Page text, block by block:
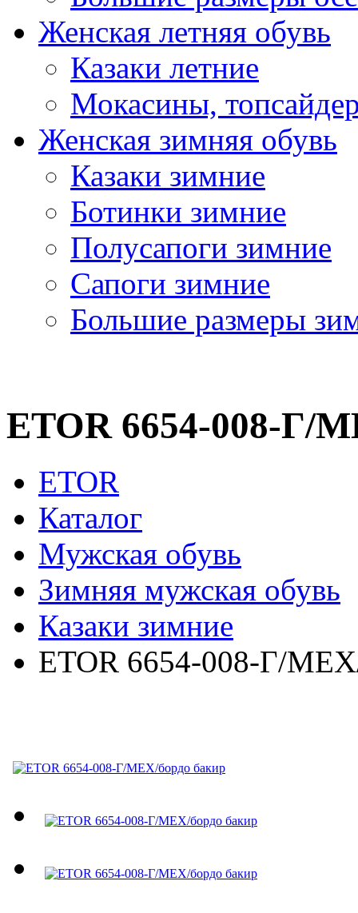
Женская летняя обувь
Казаки летние
Мокасины,
Женская зимняя обувь
Казаки зимние
Ботинки зимние
Полусапоги зимние
Сапоги зимние
Большие размеры
ETOR 6654-008-Г/
ETOR
Каталог
Мужская обувь
Зимняя мужская обувь
Казаки зимние
ETOR 6654-008-Г/